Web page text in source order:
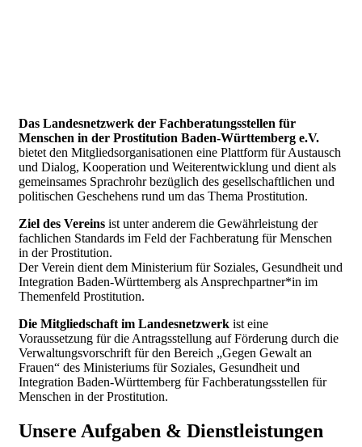
Das Landesnetzwerk der Fachberatungsstellen für
Menschen in der Prostitution Baden-Württemberg e.V.
bietet den Mitgliedsorganisationen eine Plattform für Austausch
und Dialog, Kooperation und Weiterentwicklung und dient als
gemeinsames Sprachrohr bezüglich des gesellschaftlichen und
politischen Geschehens rund um das Thema Prostitution.
Ziel des Vereins ist unter anderem die Gewährleistung der
fachlichen Standards im Feld der Fachberatung für Menschen
in der Prostitution.
Der Verein dient dem Ministerium für Soziales, Gesundheit und
Integration Baden-Württemberg als Ansprechpartner*in im
Themenfeld Prostitution.
Die Mitgliedschaft im Landesnetzwerk ist eine
Voraussetzung für die Antragsstellung auf Förderung durch die
Verwaltungsvorschrift für den Bereich „Gegen Gewalt an
Frauen“ des Ministeriums für Soziales, Gesundheit und
Integration Baden-Württemberg für Fachberatungsstellen für
Menschen in der Prostitution.
Unsere Aufgaben & Dienstleistungen